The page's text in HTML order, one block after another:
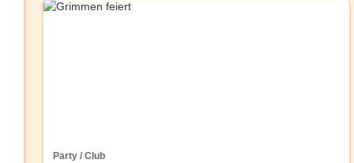
Party / Club